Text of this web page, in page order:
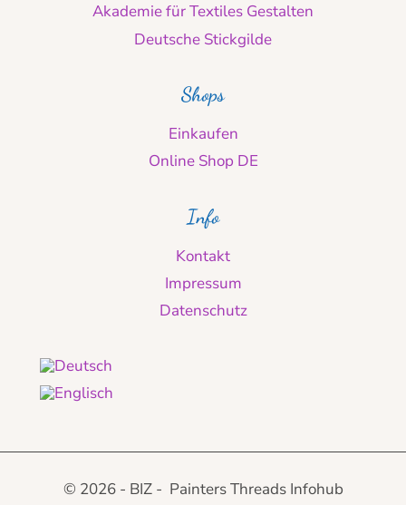
Akademie für Textiles Gestalten
Deutsche Stickgilde
Shops
Einkaufen
Online Shop DE
Info
Kontakt
Impressum
Datenschutz
© 2026 - BIZ - Painters Threads Infohub